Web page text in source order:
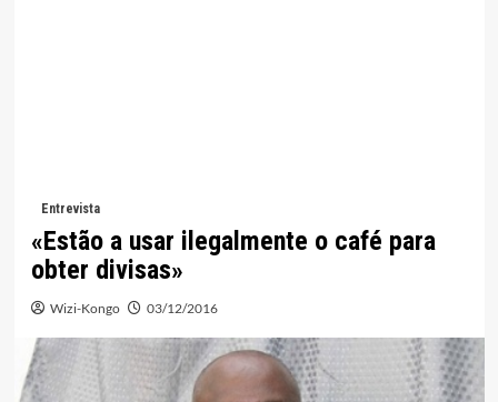
Entrevista
«Estão a usar ilegalmente o café para
obter divisas»
Wizi-Kongo 03/12/2016